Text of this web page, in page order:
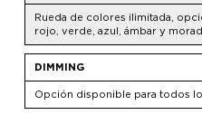
Rueda de colores ilimitada,
rojo, verde, azul, ámbar y
DIMMING
Opción disponible para todos